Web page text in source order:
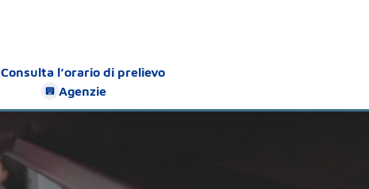
Consulta l’orario di prelievo
Agenzie